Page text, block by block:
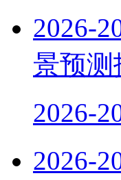
2026-
景预测
2026-
2026-